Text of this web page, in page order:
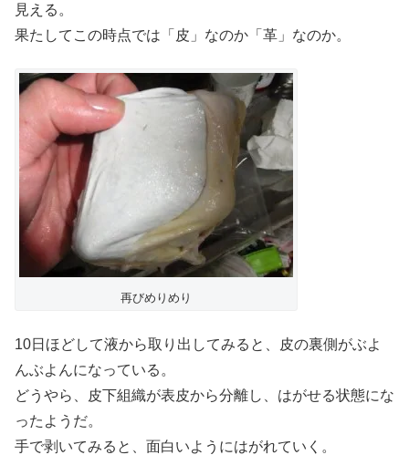
見える。
果たしてこの時点では「皮」なのか「革」なのか。
再びめりめり
10日ほどして液から取り出してみると、皮の裏側がぶよ
んぶよんになっている。
どうやら、皮下組織が表皮から分離し、はがせる状態にな
ったようだ。
手で剥いてみると、面白いようにはがれていく。